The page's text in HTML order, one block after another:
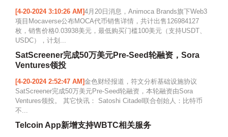
[4-20-2024 3:10:26 AM]4月20日消息，Animoca Brands旗下Web3
项目Mocaverse公布MOCA代币销售详情，共计出售126984127
枚，销售价格0.03938美元，最低购买门槛100美元（支持USDT、
USDC），计划...
SatScreener完成50万美元Pre-Seed轮融资，Sora
Ventures领投
[4-20-2024 2:52:47 AM]金色财经报道，符文分析基础设施协议
SatScreener完成50万美元Pre-Seed轮融资，本轮融资由Sora
Ventures领投。 其它快讯： Satoshi Citadel联合创始人：比特币
不...
Telcoin App新增支持WBTC相关服务